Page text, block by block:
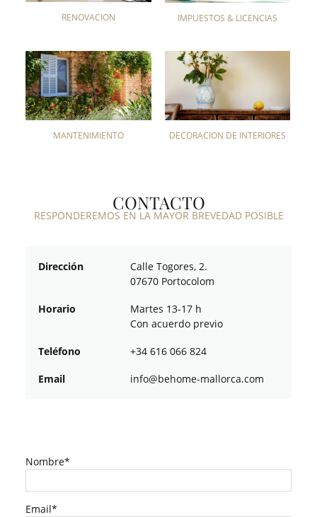
RENOVACIÓN IMPUESTOS & LICENCIAS
MANTENIMIENTO DECORACIÓN DE INTERIORES
CONTACTO
RESPONDEREMOS EN LA MAYOR BREVEDAD POSIBLE
Dirección
Calle Togores, 2.
07670 Portocolom
Horario
Martes 13-17 h
Con acuerdo previo
Teléfono +34 616 066 824
Email moc.a
croll
am-em
oheb@
ofni
Nombre*
Email*